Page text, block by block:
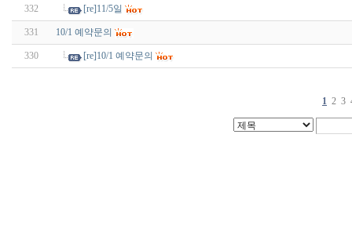
332 [re]11/5일
331 10/1 예약문의
330 [re]10/1 예약문의
1 2 3